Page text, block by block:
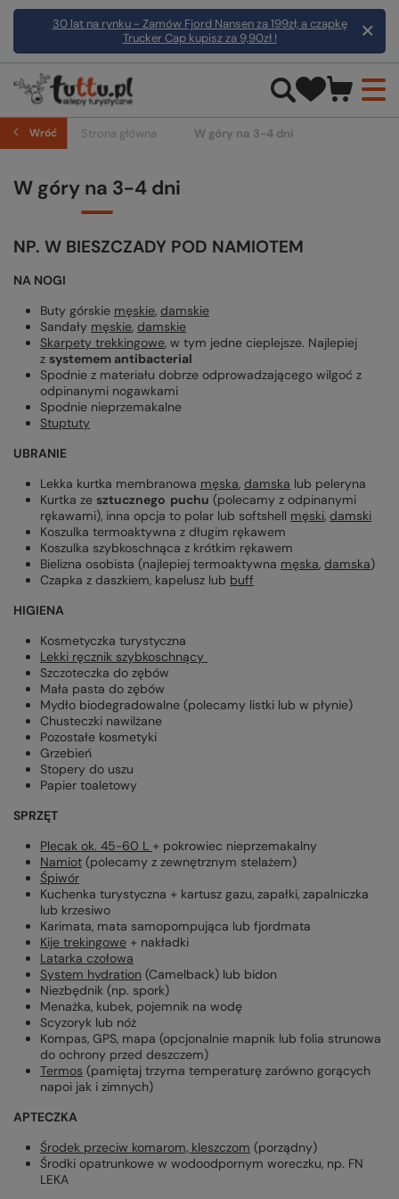
30 lat na rynku - Zamów Fjord Nansen za 199zł, a czapkę
Trucker Cap kupisz za 9,90zł !
Wróć Strona główna W góry na 3-4 dni
W góry na 3-4 dni
NP. W BIESZCZADY POD NAMIOTEM
NA NOGI
Buty górskie męskie, damskie
Sandały męskie, damskie
Skarpety trekkingowe, w tym jedne cieplejsze. Najlepiej
z systemem antibacterial
Spodnie z materiału dobrze odprowadzającego wilgoć z
odpinanymi nogawkami
Spodnie nieprzemakalne
Stuptuty
UBRANIE
Lekka kurtka membranowa męska, damska lub peleryna
Kurtka ze sztucznego puchu (polecamy z odpinanymi
rękawami), inna opcja to polar lub softshell męski, damski
Koszulka termoaktywna z długim rękawem
Koszulka szybkoschnąca z krótkim rękawem
Bielizna osobista (najlepiej termoaktywna męska, damska)
Czapka z daszkiem, kapelusz lub buff
HIGIENA
Kosmetyczka turystyczna
Lekki ręcznik szybkoschnący
Szczoteczka do zębów
Mała pasta do zębów
Mydło biodegradowalne (polecamy listki lub w płynie)
Chusteczki nawilżane
Pozostałe kosmetyki
Grzebień
Stopery do uszu
Papier toaletowy
SPRZĘT
Plecak ok. 45-60 L + pokrowiec nieprzemakalny
Namiot (polecamy z zewnętrznym stelażem)
Śpiwór
Kuchenka turystyczna + kartusz gazu, zapałki, zapalniczka
lub krzesiwo
Karimata, mata samopompująca lub fjordmata
Kije trekingowe + nakładki
Latarka czołowa
System hydration (Camelback) lub bidon
Niezbędnik (np. spork)
Menażka, kubek, pojemnik na wodę
Scyzoryk lub nóż
Kompas, GPS, mapa (opcjonalnie mapnik lub folia strunowa
do ochrony przed deszczem)
Termos (pamiętaj trzyma temperaturę zarówno gorących
napoi jak i zimnych)
APTECZKA
Środek przeciw komarom, kleszczom (porządny)
Środki opatrunkowe w wodoodpornym woreczku, np. FN
LEKA